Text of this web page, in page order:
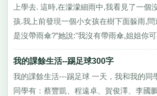
上學去. 這時,在濛濛細雨中,我看見了一個
孩.我上前發現一個小女孩在樹下面躲雨,
是沒帶雨傘?”她說:"我沒有帶雨傘,姐姐你
我的課餘生活--踢足球300字
我的課餘生活---踢足球 一天，我和我的同
同學有：蔡豐凱、程遠卓、賀俊澤、李國